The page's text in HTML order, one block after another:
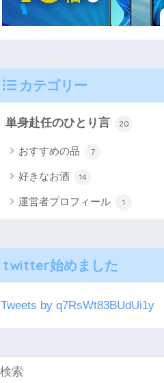
カテゴリー
単身赴任のひとり言 20
おすすめの品 7
好きなお酒 14
運営者プロフィール 1
twitter始めました
Tweets by q7RsWt83BUdUi1y